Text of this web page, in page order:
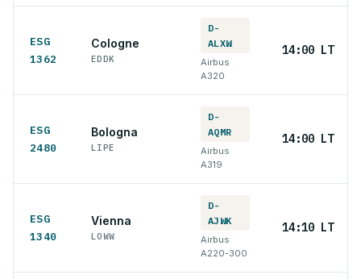
ESG
1362
Cologne
EDDK
D-
ALXW
Airbus
A320
14:00 LT
ESG
2480
Bologna
LIPE
D-
AQMR
Airbus
A319
14:00 LT
ESG
1340
Vienna
LOWW
D-
AJWK
Airbus
A220-300
14:10 LT